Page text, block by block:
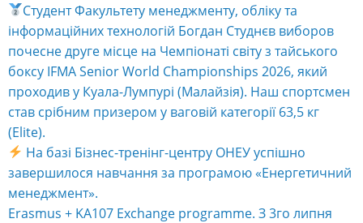
Студент Факультету менеджменту, обліку та
інформаційних технологій Богдан Студнєв виборов
почесне друге місце на Чемпіонаті світу з тайського
боксу IFMA Senior World Championships 2026, який
проходив у Куала-Лумпурі (Малайзія). Наш спортсмен
став срібним призером у ваговій категорії 63,5 кг
(Elite).
На базі Бізнес-тренінг-центру ОНЕУ успішно
завершилося навчання за програмою «Енергетичний
менеджмент».
Erasmus + KA107 Exchange programme. З 3го липня